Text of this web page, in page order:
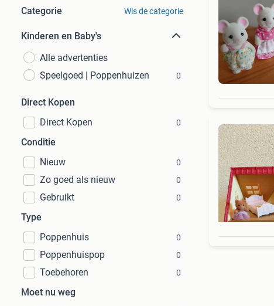
Categorie Wis de categorie
Kinderen en Baby's
Alle advertenties
Speelgoed | Poppenhuizen
0
Direct Kopen
Direct Kopen
0
Conditie
Nieuw
0
Zo goed als nieuw 0
Gebruikt 0
Type
Poppenhuis
0
Poppenhuispop 0
Toebehoren 0
Moet nu weg